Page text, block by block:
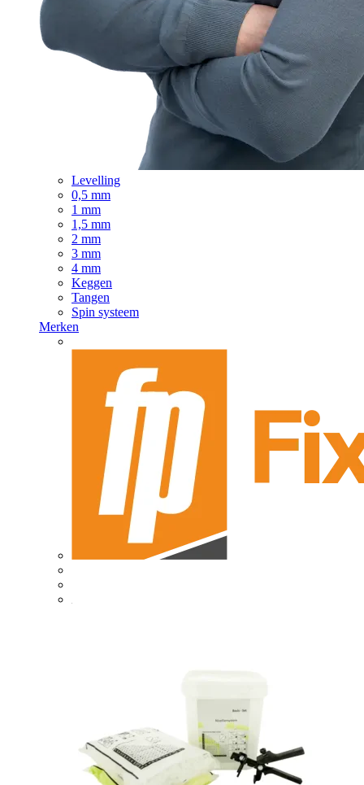
Levelling
0,5 mm
1 mm
1,5 mm
2 mm
3 mm
4 mm
Keggen
Tangen
Spin systeem
Merken